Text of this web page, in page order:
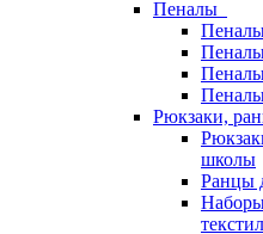
Пеналы
Рюкзаки,
школы
Ранцы